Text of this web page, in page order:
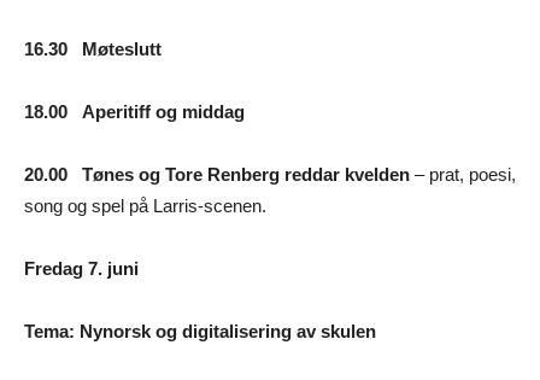
16.30 Møteslutt
18.00 Aperitiff og middag
20.00 Tønes og Tore Renberg reddar kvelden – prat, poesi,
song og spel på Larris-scenen.
Fredag 7. juni
Tema: Nynorsk og digitalisering av skulen